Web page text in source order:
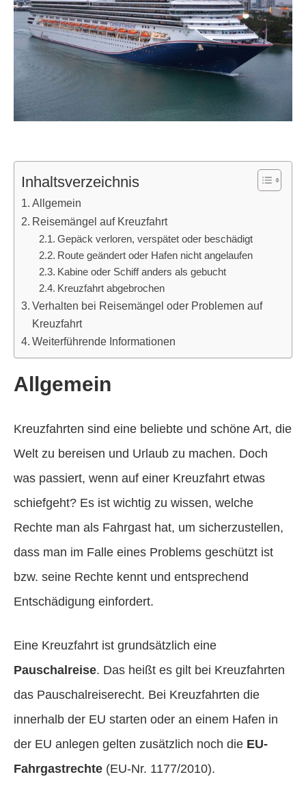
Inhaltsverzeichnis
Allgemein
Reisemängel auf Kreuzfahrt
Gepäck verloren, verspätet oder beschädigt
Route geändert oder Hafen nicht angelaufen
Kabine oder Schiff anders als gebucht
Kreuzfahrt abgebrochen
Verhalten bei Reisemängel oder Problemen auf
Kreuzfahrt
Weiterführende Informationen
Allgemein
Kreuzfahrten sind eine beliebte und schöne Art, die
Welt zu bereisen und Urlaub zu machen. Doch
was passiert, wenn auf einer Kreuzfahrt etwas
schiefgeht? Es ist wichtig zu wissen, welche
Rechte man als Fahrgast hat, um sicherzustellen,
dass man im Falle eines Problems geschützt ist
bzw. seine Rechte kennt und entsprechend
Entschädigung einfordert.
Eine Kreuzfahrt ist grundsätzlich eine
Pauschalreise. Das heißt es gilt bei Kreuzfahrten
das Pauschalreiserecht. Bei Kreuzfahrten die
innerhalb der EU starten oder an einem Hafen in
der EU anlegen gelten zusätzlich noch die EU-
Fahrgastrechte (EU-Nr. 1177/2010).